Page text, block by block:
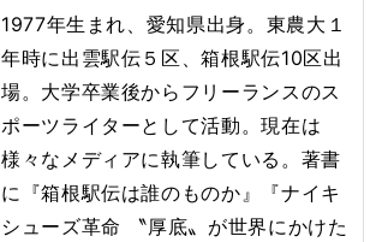
1977年生まれ、愛知県出身。東農大１
年時に出雲駅伝５区、箱根駅伝10区出
場。大学卒業後からフリーランスのス
ポーツライターとして活動。現在は
様々なメディアに執筆している。著書
に『箱根駅伝は誰のものか』『ナイキ
シューズ革命 〝厚底〟が世界にかけた